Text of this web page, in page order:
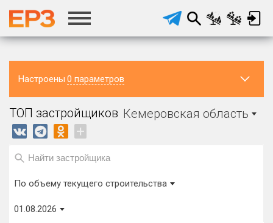
Настроены 0 параметров
Кемеровская область
регионе
пункт
Регион головного офиса
Строится, м²
Процент переноса сроков ввода
ТОП застройщиков Кемеровская область
+
По объему текущего строительства
01.08.2026